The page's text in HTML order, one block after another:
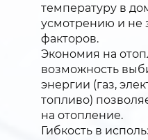
температуру в
усмотрению и не
факторов.
Экономия на
возможность
энергии (газ,
топливо)
на отопление.
Гибкость в